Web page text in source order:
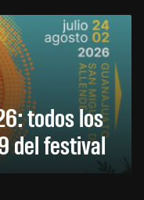
todos los
del festival